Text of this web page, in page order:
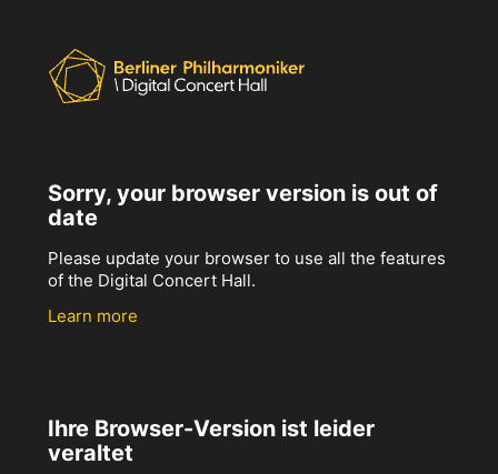
Sorry, your browser version is out of
date
Please update your browser to use all the features
of the Digital Concert Hall.
Learn more
Ihre Browser-Version ist leider
veraltet